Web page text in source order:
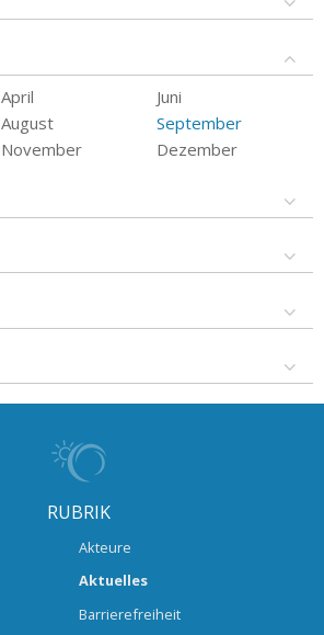
April
Juni
August
September
November Dezember
RUBRIK
Akteure
Aktuelles
Barrierefreiheit